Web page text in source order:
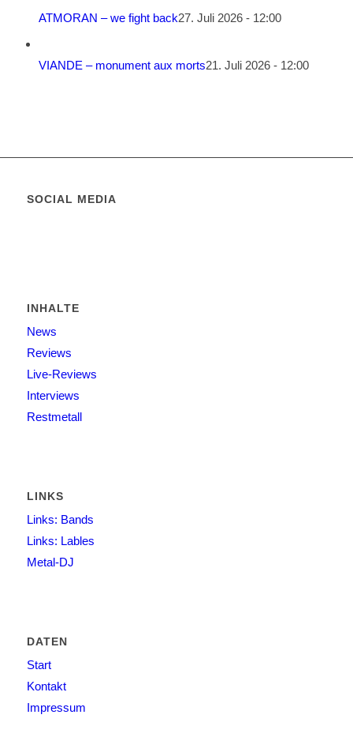
ATMORAN – we fight back27. Juli 2026 - 12:00
VIANDE – monument aux morts21. Juli 2026 - 12:00
SOCIAL MEDIA
INHALTE
News
Reviews
Live-Reviews
Interviews
Restmetall
LINKS
Links: Bands
Links: Lables
Metal-DJ
DATEN
Start
Kontakt
Impressum